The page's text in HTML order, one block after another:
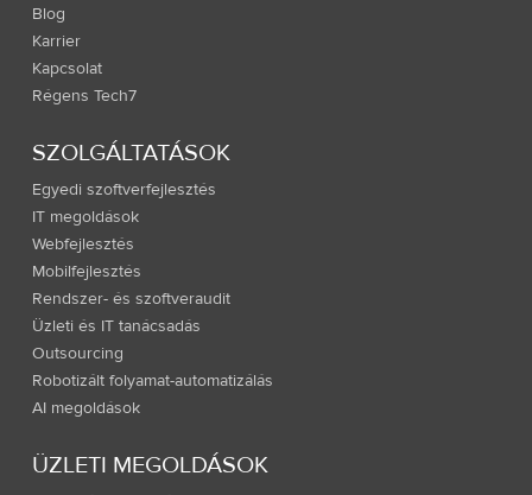
Blog
Karrier
Kapcsolat
Régens Tech7
SZOLGÁLTATÁSOK
Egyedi szoftverfejlesztés
IT megoldások
Webfejlesztés
Mobilfejlesztés
Rendszer- és szoftveraudit
Üzleti és IT tanácsadás
Outsourcing
Robotizált folyamat-automatizálás
AI megoldások
ÜZLETI MEGOLDÁSOK